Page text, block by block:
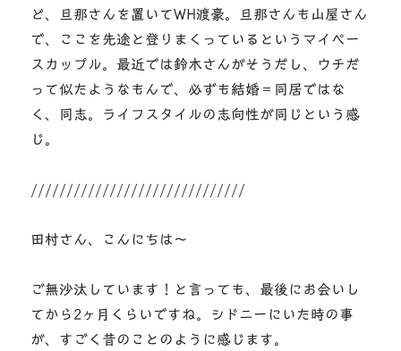
ど、旦那さんを置いてWH渡豪。旦那さんも山屋さん
で、ここを先途と登りまくっているというマイペー
スカップル。最近では鈴木さんがそうだし、ウチだ
って似たようなもんで、必ずも結婚＝同居ではな
く、同志。ライフスタイルの志向性が同じという感
じ。
//////////////////////////////
田村さん、こんにちは～
ご無沙汰しています！と言っても、最後にお会いし
てから2ヶ月くらいですね。シドニーにいた時の事
が、すごく昔のことのように感じます。